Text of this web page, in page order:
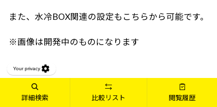
また、水冷BOX関連の設定もこちらから可能です。
※画像は開発中のものになります
充電量を制御できるバッテリーマ
詳細検索 比較リスト 閲覧履歴